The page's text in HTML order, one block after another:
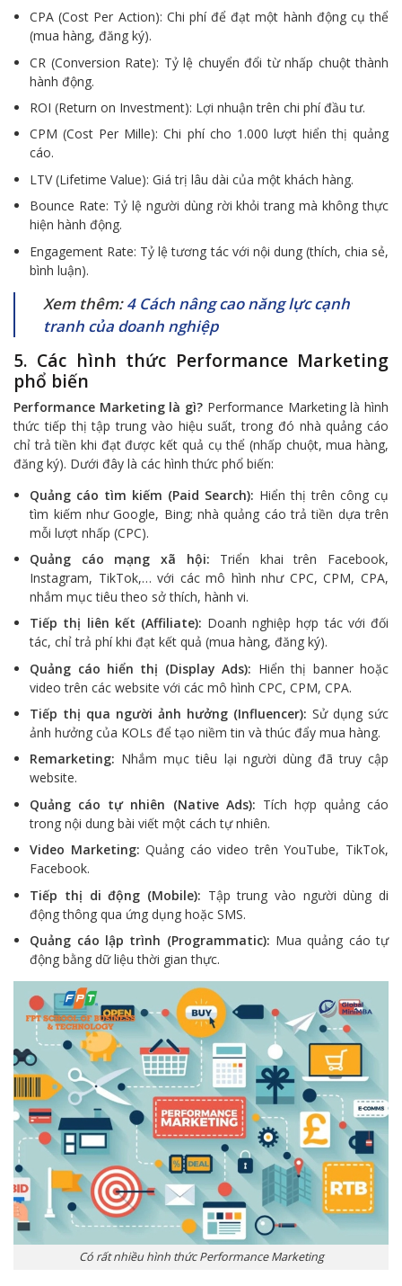
CPA (Cost Per Action): Chi phí để đạt một hành động cụ thể
(mua hàng, đăng ký).
CR (Conversion Rate): Tỷ lệ chuyển đổi từ nhấp chuột thành
hành động.
ROI (Return on Investment): Lợi nhuận trên chi phí đầu tư.
CPM (Cost Per Mille): Chi phí cho 1.000 lượt hiển thị quảng
cáo.
LTV (Lifetime Value): Giá trị lâu dài của một khách hàng.
Bounce Rate: Tỷ lệ người dùng rời khỏi trang mà không thực
hiện hành động.
Engagement Rate: Tỷ lệ tương tác với nội dung (thích, chia sẻ,
bình luận).
Xem thêm:4 Cách nâng cao năng lực cạnh
tranh của doanh nghiệp
5. Các hình thức Performance Marketing
phổ biến
Performance Marketing là gì? Performance Marketing là hình
thức tiếp thị tập trung vào hiệu suất, trong đó nhà quảng cáo
chỉ trả tiền khi đạt được kết quả cụ thể (nhấp chuột, mua hàng,
đăng ký). Dưới đây là các hình thức phổ biến:
Quảng cáo tìm kiếm (Paid Search): Hiển thị trên công cụ
tìm kiếm như Google, Bing; nhà quảng cáo trả tiền dựa trên
mỗi lượt nhấp (CPC).
Quảng cáo mạng xã hội: Triển khai trên Facebook,
Instagram, TikTok,… với các mô hình như CPC, CPM, CPA,
nhắm mục tiêu theo sở thích, hành vi.
Tiếp thị liên kết (Affiliate): Doanh nghiệp hợp tác với đối
tác, chỉ trả phí khi đạt kết quả (mua hàng, đăng ký).
Quảng cáo hiển thị (Display Ads): Hiển thị banner hoặc
video trên các website với các mô hình CPC, CPM, CPA.
Tiếp thị qua người ảnh hưởng (Influencer): Sử dụng sức
ảnh hưởng của KOLs để tạo niềm tin và thúc đẩy mua hàng.
Remarketing: Nhắm mục tiêu lại người dùng đã truy cập
website.
Quảng cáo tự nhiên (Native Ads): Tích hợp quảng cáo
trong nội dung bài viết một cách tự nhiên.
Video Marketing: Quảng cáo video trên YouTube, TikTok,
Facebook.
Tiếp thị di động (Mobile): Tập trung vào người dùng di
động thông qua ứng dụng hoặc SMS.
Quảng cáo lập trình (Programmatic): Mua quảng cáo tự
động bằng dữ liệu thời gian thực.
Có rất nhiều hình thức Performance Marketing